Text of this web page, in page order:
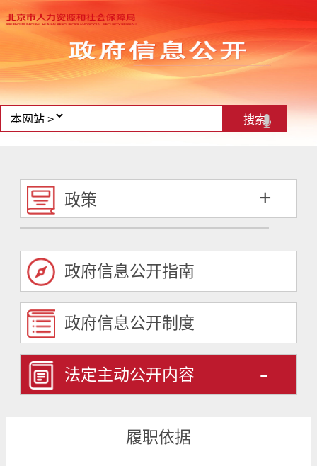
政策 +
政府信息公开指南
政府信息公开制度
法定主动公开内容 -
履职依据